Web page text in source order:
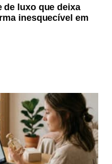
de luxo que deixa
inesquecível em